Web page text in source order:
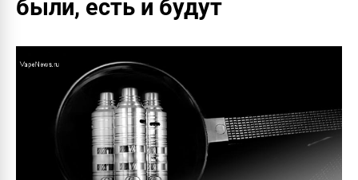
были, есть и будут